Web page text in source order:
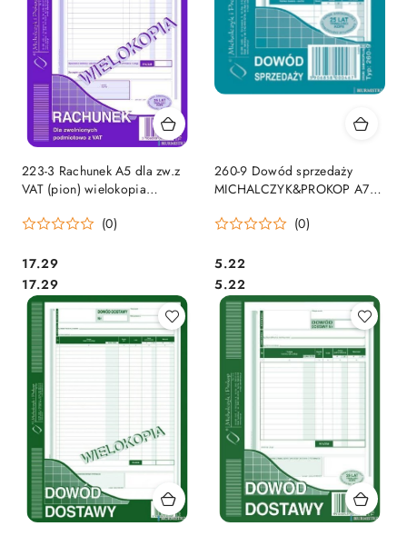
223-3 Rachunek A5 dla zw.z
VAT (pion) wielokopia
(0)
Cena:
17.29
Cena:
17.29
260-9 Dowód sprzedaży
MICHALCZYK&PROKOP A7
(0)
Cena:
5.22
Cena:
5.22